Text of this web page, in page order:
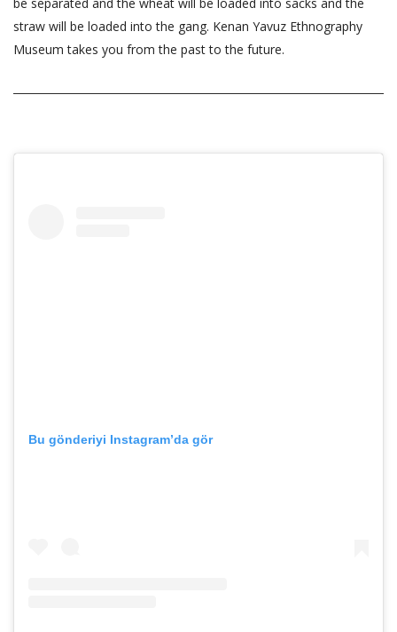
straw will be loaded into the gang. Kenan Yavuz Ethnography
Museum takes you from the past to the future.
Bu gönderiyi Instagram’da gör